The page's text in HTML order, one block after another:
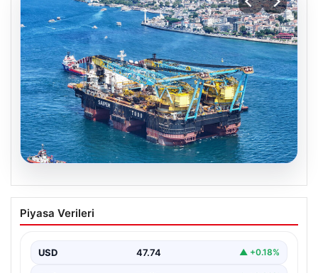
İstanbul Boğazı’ndan dev gemi geçti,
köprülerin altından geçebilmek için
Bahama bayraklı yarı batık vinç ve boru döşeme gemisi
Piyasa Verileri
USD 47.74 ▲ +0.18%